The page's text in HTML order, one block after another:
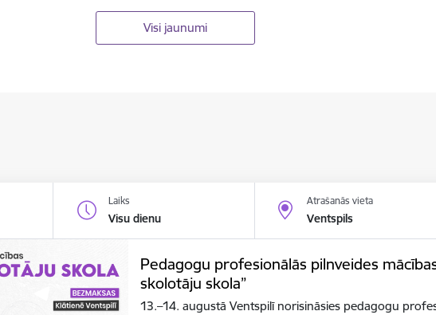
Visi jaunumi
Laiks
Visu dienu
Atrašanās vieta
Ventspils
Pedagogu profesionālās pilnveides
skolotāju skola”
13.–14. augustā Ventspilī norisināsies pedagogu